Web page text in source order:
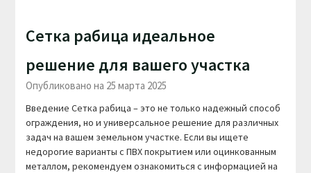
Сетка рабица идеальное
решение для вашего участка
Опубликовано на 25 марта 2025
Введение Сетка рабица – это не только надежный способ
ограждения, но и универсальное решение для различных
задач на вашем земельном участке. Если вы ищете
недорогие варианты с ПВХ покрытием или оцинкованным
металлом, рекомендуем ознакомиться с информацией на